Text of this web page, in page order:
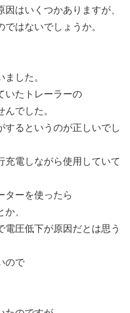
はいくつかありますが、
はないでしょうか。
した。
いたトレーラーの
でした。
するというのが正しいでし
充電しながら使用していて
ターを使ったら
、
電圧低下が原因だとは思う
ので